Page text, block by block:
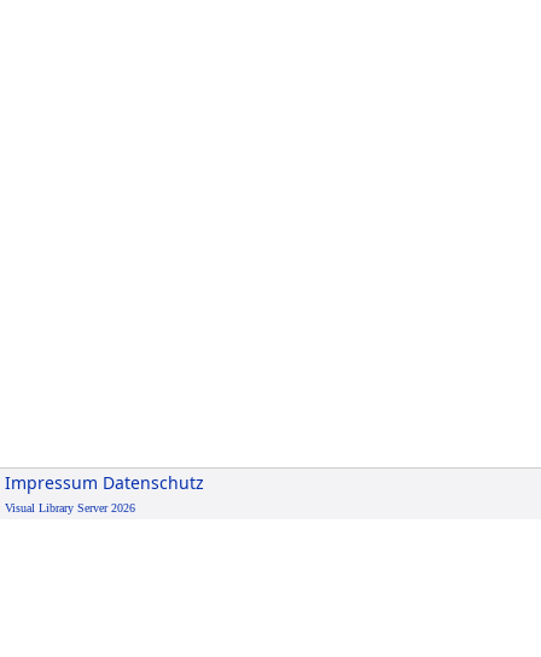
Impressum Datenschutz
Visual Library Server 2026